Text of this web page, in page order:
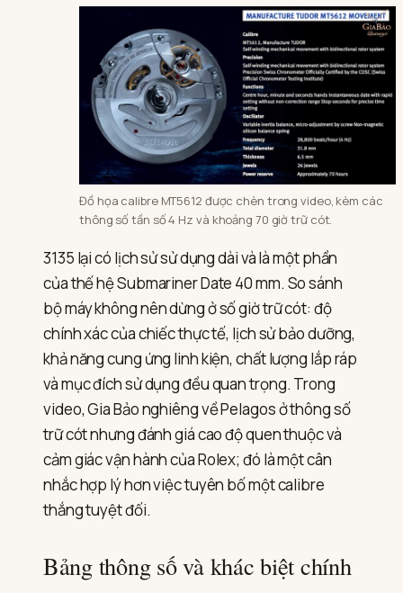
Đồ họa calibre MT5612 được chèn trong video, kèm các
thông số tần số 4 Hz và khoảng 70 giờ trữ cót.
3135 lại có lịch sử sử dụng dài và là một phần
của thế hệ Submariner Date 40 mm. So sánh
bộ máy không nên dừng ở số giờ trữ cót: độ
chính xác của chiếc thực tế, lịch sử bảo dưỡng,
khả năng cung ứng linh kiện, chất lượng lắp ráp
và mục đích sử dụng đều quan trọng. Trong
video, Gia Bảo nghiêng về Pelagos ở thông số
trữ cót nhưng đánh giá cao độ quen thuộc và
cảm giác vận hành của Rolex; đó là một cân
nhắc hợp lý hơn việc tuyên bố một calibre
thắng tuyệt đối.
Bảng thông số và khác biệt chính